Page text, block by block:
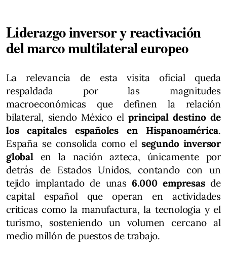
Liderazgo inversor y reactivación
del marco multilateral europeo
La relevancia de esta visita oficial queda
respaldada por las magnitudes
macroeconómicas que definen la relación
bilateral, siendo México elprincipal destino de
los capitales españoles en Hispanoamérica.
España se consolida como el segundo inversor
globalen la nación azteca, únicamente por
detrás de Estados Unidos, contando con un
tejido implantado de unas 6.000 empresasde
capital español que operan en actividades
críticas como la manufactura, la tecnología y el
turismo, sosteniendo un volumen cercano al
medio millón de puestos de trabajo.